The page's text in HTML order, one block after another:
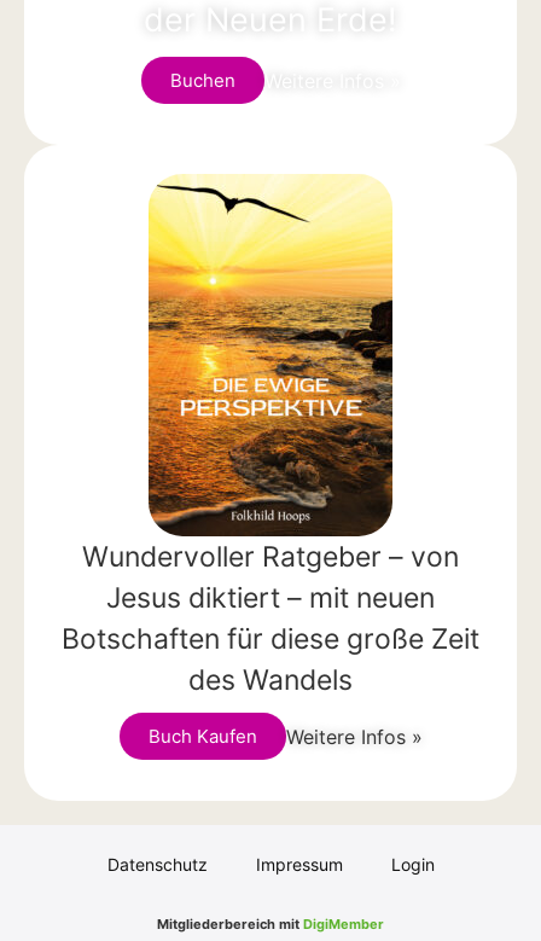
der Neuen Erde!
Buchen Weitere Infos »
Wundervoller Ratgeber – von
Jesus diktiert – mit neuen
Botschaften für diese große Zeit
des Wandels
Buch Kaufen Weitere Infos »
Datenschutz Impressum Login
Mitgliederbereich mit DigiMember